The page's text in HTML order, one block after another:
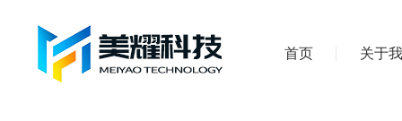
首页 关于